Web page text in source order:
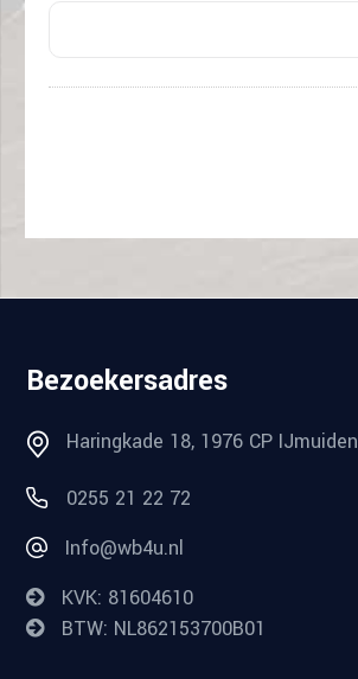
Bezoekersadres
Haringkade 18, 1976 CP IJmuiden
0255 21 22 72
Info@wb4u.nl
KVK: 81604610
BTW: NL862153700B01